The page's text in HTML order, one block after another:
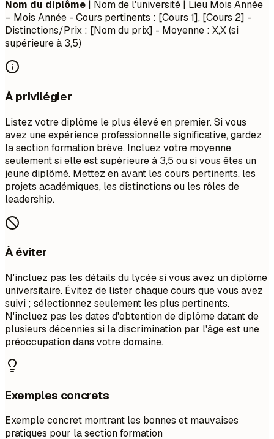
Nom du diplôme | Nom de l'université | Lieu Mois Année
– Mois Année - Cours pertinents : [Cours 1], [Cours 2] -
Distinctions/Prix : [Nom du prix] - Moyenne : X,X (si
supérieure à 3,5)
À privilégier
Listez votre diplôme le plus élevé en premier. Si vous
avez une expérience professionnelle significative, gardez
la section formation brève. Incluez votre moyenne
seulement si elle est supérieure à 3,5 ou si vous êtes un
jeune diplômé. Mettez en avant les cours pertinents, les
projets académiques, les distinctions ou les rôles de
leadership.
À éviter
N'incluez pas les détails du lycée si vous avez un diplôme
universitaire. Évitez de lister chaque cours que vous avez
suivi ; sélectionnez seulement les plus pertinents.
N'incluez pas les dates d'obtention de diplôme datant de
plusieurs décennies si la discrimination par l'âge est une
préoccupation dans votre domaine.
Exemples concrets
Exemple concret montrant les bonnes et mauvaises
pratiques pour la section formation